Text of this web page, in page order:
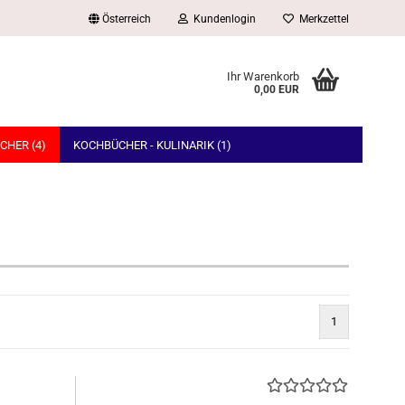
Österreich Kundenlogin Merkzettel
Ihr Warenkorb
0,00 EUR
(4) KOCHBÜCHER - KULINARIK (1)
1